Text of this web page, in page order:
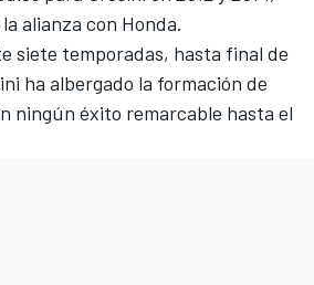
alianza con Honda.
siete temporadas, hasta final de
ha albergado la formación de
ningún éxito remarcable hasta el